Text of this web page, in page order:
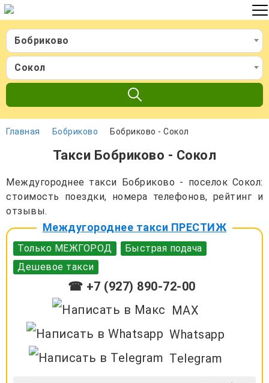
Бобриково
Сокол
Главная Бобриково Бобриково - Сокол
Такси Бобриково - Сокол
Междугороднее такси Бобриково - поселок Сокол:
стоимость поездки, номера телефонов, рейтинг и
отзывы.
Междугороднее такси ПРЕСТИЖ
Только МЕЖГОРОД
Быстрая подача
Дешевое такси
☎ +7 (927) 890-72-00
MAX
Whatsapp
Telegram